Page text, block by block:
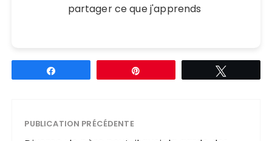
partager ce que j'apprends
PUBLICATION PRÉCÉDENTE